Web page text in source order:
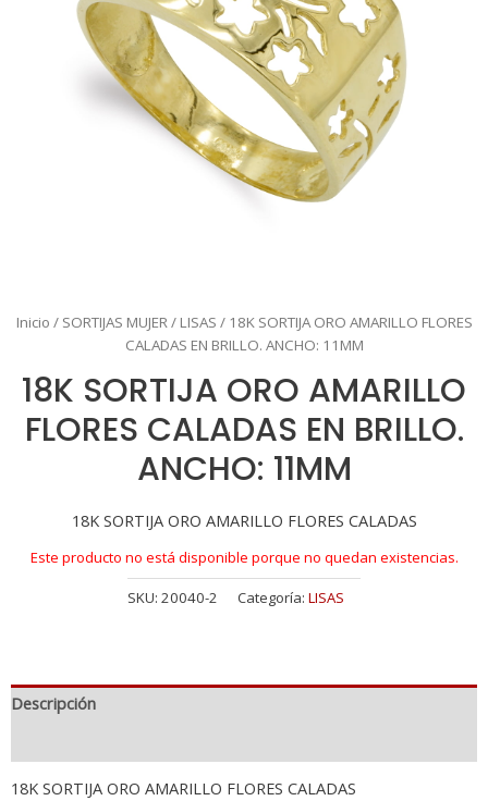
Inicio / SORTIJAS MUJER / LISAS / 18K SORTIJA ORO AMARILLO FLORES
CALADAS EN BRILLO. ANCHO: 11MM
18K SORTIJA ORO AMARILLO
FLORES CALADAS EN BRILLO.
ANCHO: 11MM
18K SORTIJA ORO AMARILLO FLORES CALADAS
Este producto no está disponible porque no quedan existencias.
SKU: 20040-2 Categoría: LISAS
Descripción
18K SORTIJA ORO AMARILLO FLORES CALADAS